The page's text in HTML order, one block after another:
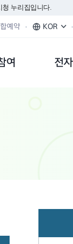
누리집입니다.
예약 KOR
여 전